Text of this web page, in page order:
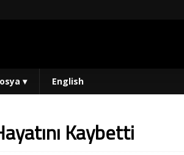
▾ English
Kaybetti